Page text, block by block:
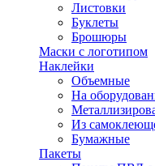
Листовки
Буклеты
Брошюры
Маски с логотипом
Наклейки
Объемные
На
Из
Бумажные
Пакеты